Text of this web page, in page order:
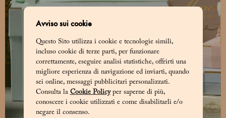
Avviso sui cookie
Questo Sito utilizza i cookie e tecnologie simili,
incluso cookie di terze parti, per funzionare
correttamente, eseguire analisi statistiche, offrirti una
migliore esperienza di navigazione ed inviarti, quando
sei online, messaggi pubblicitari personalizzati.
Consulta la Cookie Policyper saperne di più,
conoscere i cookie utilizzati e come disabilitarli e/o
negare il consenso.